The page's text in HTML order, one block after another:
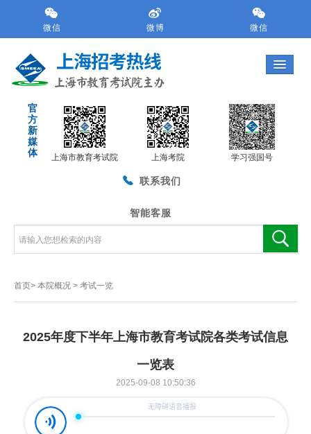
到
微信 微博 微信
官
方
新
媒
体
上海市教育考试院 上海考院 学习强国号
联系我们
智能客服
首页> 本院概况 > 考试一览
2025年度下半年上海市教育考试院各类考试信息
一览表
2025-09-08 10:50:36